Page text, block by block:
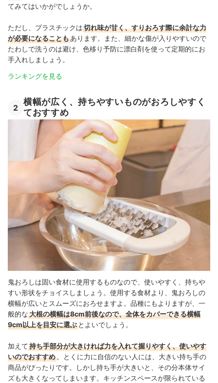
てみてはいかがでしょうか。
ただし、プラスチックは切れ味が甘く、すりおろす際に余計な力
が必要になることもあります。また、細かな傷が入りやすいので
たわしで洗うのは避け、色移り予防に漂白剤を使って定期的にお
手入れしましょう。
ランキングを見る
2
横幅が広く、持ちやすいものがおろしやすく
ておすすめ
鬼おろしは固い食材に使用するものなので、使いやすく、持ちや
すい形状をチョイスしましょう。使用する食材より、鬼おろしの
横幅が広いとスムーズにおろせますよ。品種にもよりますが、一
般的な大根の横幅は8cm前後なので、全体をカバーできる横幅
9cm以上を目安に選ぶ とよいでしょう。
加えて持ち手部分が大きければ力を入れて握りやすく、使いやす
いのでおすすめ 。とくに力に自信のない人には、大きい持ち手の
商品がぴったりです。しかし持ち手が大きいと、その分本体サイ
ズも大きくなってしまいます。キッチンスペースが限られている